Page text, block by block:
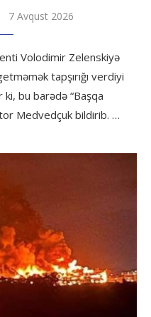
7 Avqust 2026
Volodimir Zelenskiyə
tapşırığı verdiyi
bu barədə “Başqa
Medvedçuk bildirib. …